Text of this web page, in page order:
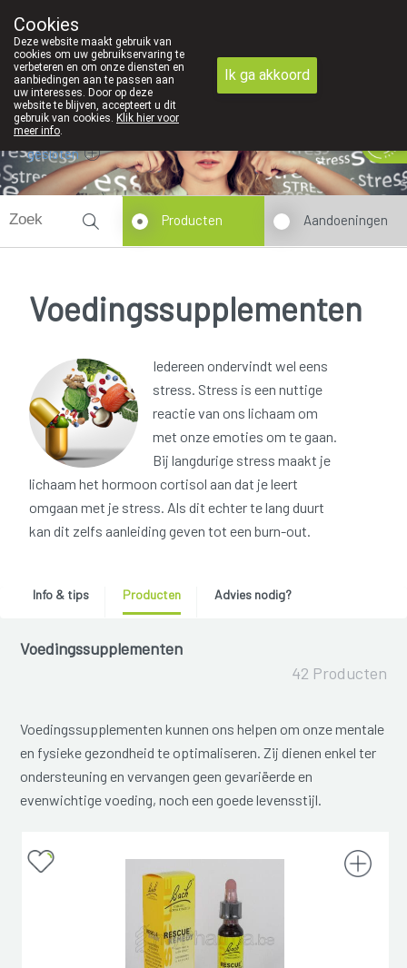
03/312 12 20
gesloten
Producten Aandoeningen
Voedingssupplementen
Iedereen ondervindt wel eens
stress. Stress is een nuttige
reactie van ons lichaam om
met onze emoties om te gaan.
Bij langdurige stress maakt je
lichaam het hormoon cortisol aan dat je leert
omgaan met je stress. Als dit echter te lang duurt
kan dit zelfs aanleiding geven tot een burn-out.
Info & tips Producten Advies nodig?
Voedingssupplementen
42 Producten
Voedingssupplementen kunnen ons helpen om onze mentale
en fysieke gezondheid te optimaliseren. Zij dienen enkel ter
ondersteuning en vervangen geen gevariëerde en
evenwichtige voeding, noch een goede levensstijl.
Cookies
Deze website maakt gebruik van
cookies om uw gebruikservaring te
verbeteren en om onze diensten en
aanbiedingen aan te passen aan
uw interesses. Door op deze
website te blijven, accepteert u dit
gebruik van cookies. Klik hier voor
meer info.
Ik ga akkoord